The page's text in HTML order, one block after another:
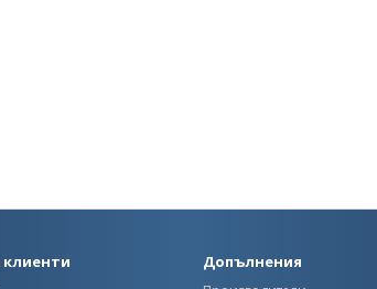
Допълнения